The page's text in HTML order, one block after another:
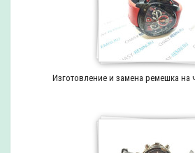
Изготовление и замена ремешка на